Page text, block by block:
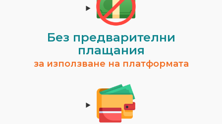
Без предварителни
плащания
за използване на платформата